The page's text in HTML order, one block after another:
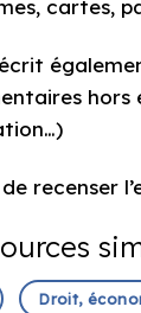
cartes,
hors
recenser
Droit,